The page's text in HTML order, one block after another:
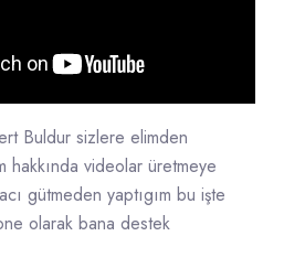
Buldur sizlere elimden
hakkında videolar üretmeye
gütmeden yaptıgım bu işte
olarak bana destek